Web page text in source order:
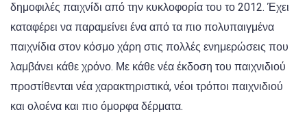
δημοφιλές παιχνίδι από την κυκλοφορία του το 2012. Έχει
καταφέρει να παραμείνει ένα από τα πιο πολυπαιγμένα
παιχνίδια στον κόσμο χάρη στις πολλές ενημερώσεις που
λαμβάνει κάθε χρόνο. Με κάθε νέα έκδοση του παιχνιδιού
προστίθενται νέα χαρακτηριστικά, νέοι τρόποι παιχνιδιού
και ολοένα και πιο όμορφα δέρματα.